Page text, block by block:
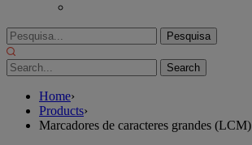
Pesquisa
por:
Home›
Products›
Marcadores de caracteres grandes (LCM)